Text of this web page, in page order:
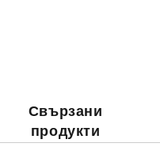
Свързани
продукти